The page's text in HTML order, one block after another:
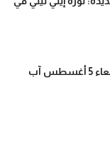
توقعات الأبراج اليومية الأربعاء 5 أغسطس آب